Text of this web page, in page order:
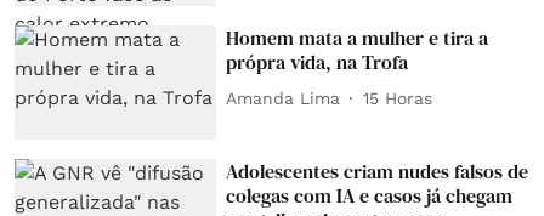
Homem mata a mulher e tira a
própra vida, na Trofa
Amanda Lima 15 Horas
Adolescentes criam nudes falsos de
colegas com IA e casos já chegam